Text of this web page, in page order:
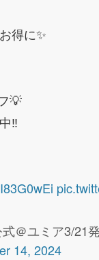
得に✨
💡
‼
＠ユミア3/21
14, 2024